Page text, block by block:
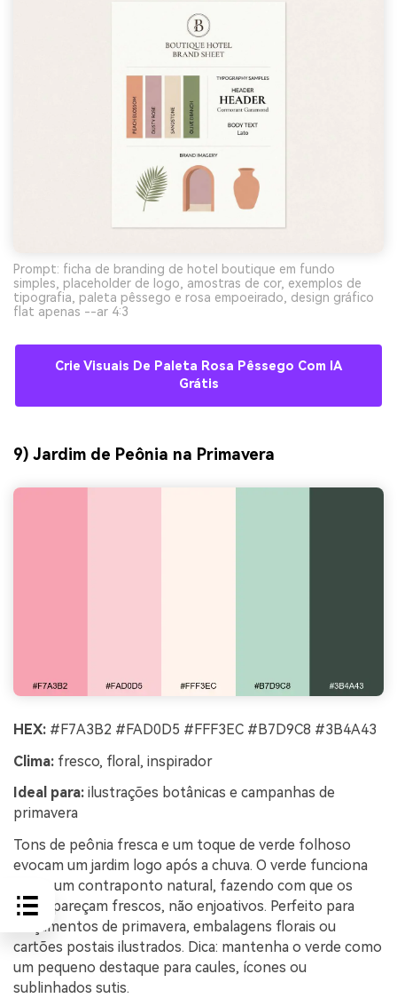
Prompt: ficha de branding de hotel boutique em fundo
simples, placeholder de logo, amostras de cor, exemplos de
tipografia, paleta pêssego e rosa empoeirado, design gráfico
flat apenas --ar 4:3
Crie Visuais De Paleta Rosa Pêssego Com IA
Grátis
9) Jardim de Peônia na Primavera
HEX: #F7A3B2 #FAD0D5 #FFF3EC #B7D9C8 #3B4A43
Clima: fresco, floral, inspirador
Ideal para: ilustrações botânicas e campanhas de
primavera
Tons de peônia fresca e um toque de verde folhoso
evocam um jardim logo após a chuva. O verde funciona
como um contraponto natural, fazendo com que os
rosas pareçam frescos, não enjoativos. Perfeito para
lançamentos de primavera, embalagens florais ou
cartões postais ilustrados. Dica: mantenha o verde como
um pequeno destaque para caules, ícones ou
sublinhados sutis.